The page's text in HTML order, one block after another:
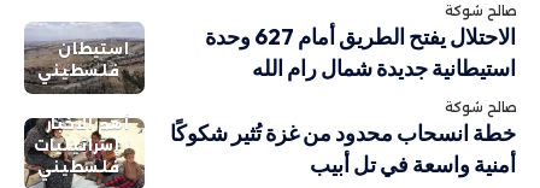
صالح شوكة
استيطان
فلسطيني
الاحتلال يفتح الطريق أمام 627 وحدة
استيطانية جديدة شمال رام الله
صالح شوكة
أهم الاخبار
إسرائيليات
فلسطيني
خطة انسحاب محدود من غزة تُثير شكوكًا
أمنية واسعة في تل أبيب